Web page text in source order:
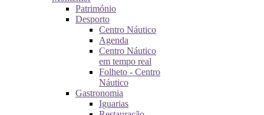
Património
Desporto
Centro Náutico
Agenda
Centro Náutico
em tempo real
Folheto - Centro
Náutico
Gastronomia
Iguarias